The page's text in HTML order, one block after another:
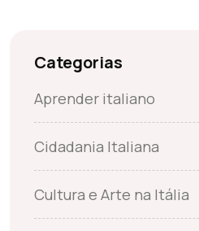
Categorias
Aprender italiano
Cidadania Italiana
Cultura e Arte na Itália